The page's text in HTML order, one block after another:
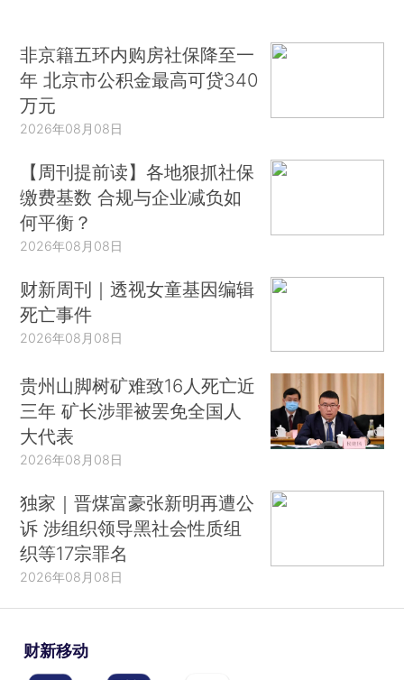
非京籍五环内购房社保降至一
年 北京市公积金最高可贷340
万元
2026年08月08日
【周刊提前读】各地狠抓社保
缴费基数 合规与企业减负如
何平衡？
2026年08月08日
财新周刊｜透视女童基因编辑
死亡事件
2026年08月08日
贵州山脚树矿难致16人死亡近
三年 矿长涉罪被罢免全国人
大代表
2026年08月08日
独家｜晋煤富豪张新明再遭公
诉 涉组织领导黑社会性质组
织等17宗罪名
2026年08月08日
财新移动